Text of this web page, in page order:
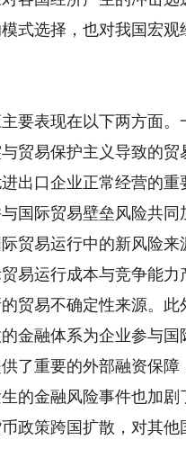
式选择，也对我国宏
表现在以下两方面。
贸易保护主义导致的
出口企业正常经营的
国际贸易壁垒风险共
贸易运行中的新风险
易运行成本与竞争能
贸易不确定性来源。
金融体系为企业参与
了重要的外部融资保
的金融风险事件也加
政策跨国扩散，对其